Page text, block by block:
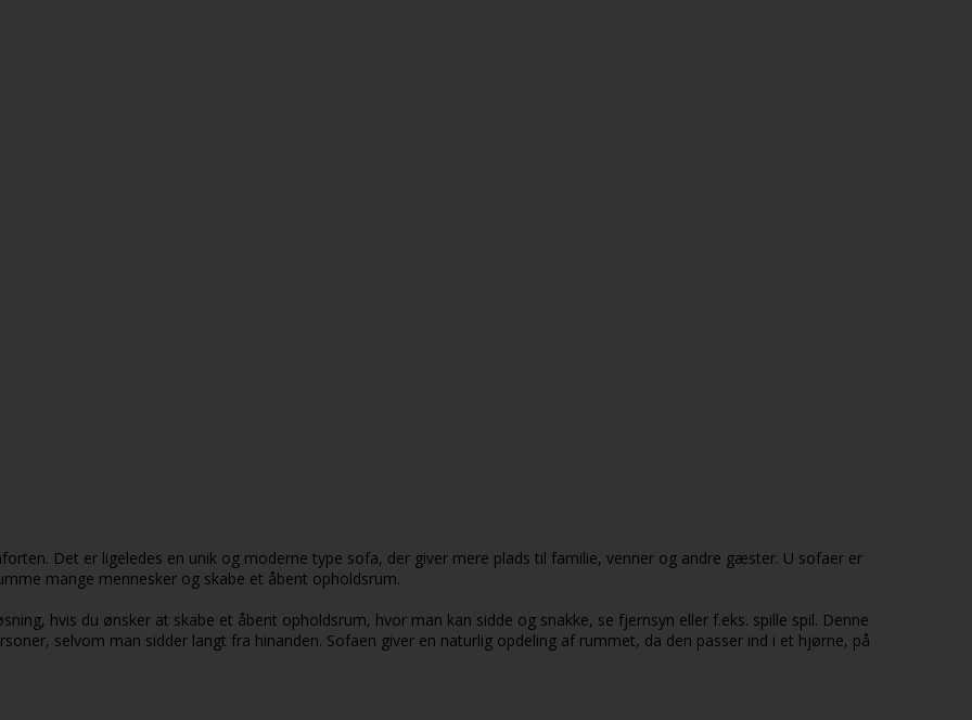
Det er ligeledes en unik og moderne type sofa, der giver mere plads til familie, venner og andre gæster. U sofaer er
mange mennesker og skabe et åbent opholdsrum.
hvis du ønsker at skabe et åbent opholdsrum, hvor man kan sidde og snakke, se fjernsyn eller f.eks. spille spil. Denne
selvom man sidder langt fra hinanden. Sofaen giver en naturlig opdeling af rummet, da den passer ind i et hjørne, på